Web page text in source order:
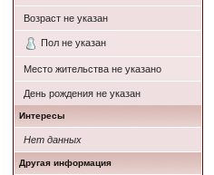
Возраст не указан
Пол не указан
Место жительства не указано
День рождения не указан
Интересы
Нет данных
Другая информация